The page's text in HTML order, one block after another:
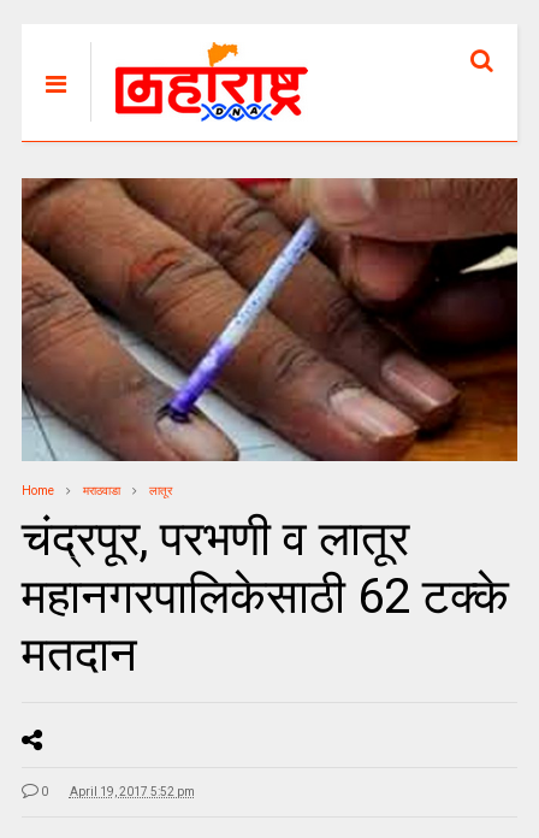
Home मराठवाडा लातूर
चंद्रपूर, परभणी व लातूर
महानगरपालिकेसाठी 62 टक्के
मतदान
0 April 19, 2017 5:52 pm